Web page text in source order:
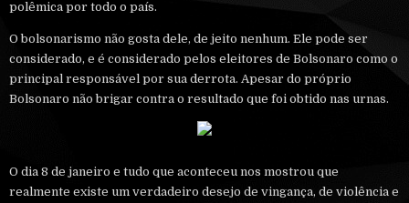
polêmica por todo o país.
O bolsonarismo não gosta dele, de jeito nenhum. Ele pode ser
considerado, e é considerado pelos eleitores de Bolsonaro como o
principal responsável por sua derrota. Apesar do próprio
Bolsonaro não brigar contra o resultado que foi obtido nas urnas.
O dia 8 de janeiro e tudo que aconteceu nos mostrou que
realmente existe um verdadeiro desejo de vingança, de violência e